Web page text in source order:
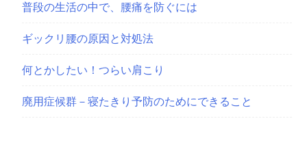
普段の生活の中で、腰痛を防ぐには
ギックリ腰の原因と対処法
何とかしたい！つらい肩こり
廃用症候群－寝たきり予防のためにできること